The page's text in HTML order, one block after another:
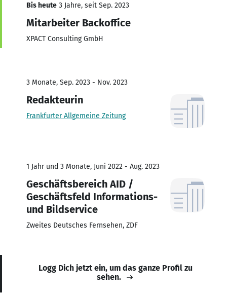
Bis heute 3 Jahre, seit Sep. 2023
Mitarbeiter Backoffice
XPACT Consulting GmbH
3 Monate, Sep. 2023 - Nov. 2023
Redakteurin
Frankfurter Allgemeine Zeitung
1 Jahr und 3 Monate, Juni 2022 - Aug. 2023
Geschäftsbereich AID /
Geschäftsfeld Informations-
und Bildservice
Zweites Deutsches Fernsehen, ZDF
Logg Dich jetzt ein, um das ganze Profil zu
sehen.